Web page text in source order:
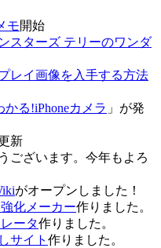
モ開始
スターズ テリーのワンダ
レイ画像を入手する方法
かる!iPhoneカメラ 」が発
新
ございます。今年もよろ
がオープンしました！
化メーカー作りました。
ータ作りました。
サイト 作りました。